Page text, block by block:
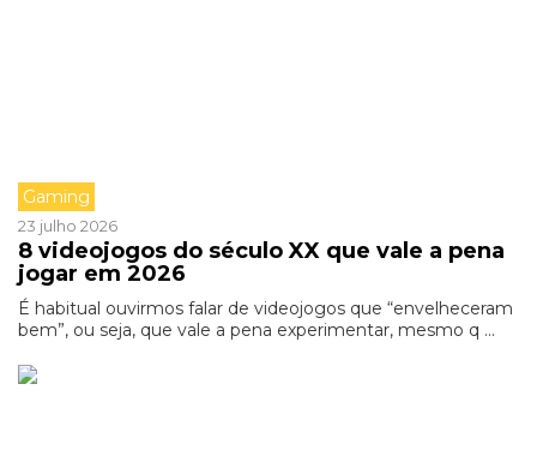
Gaming
23 julho 2026
8 videojogos do século XX que vale a pena
jogar em 2026
É habitual ouvirmos falar de videojogos que “envelheceram
bem”, ou seja, que vale a pena experimentar, mesmo q ...